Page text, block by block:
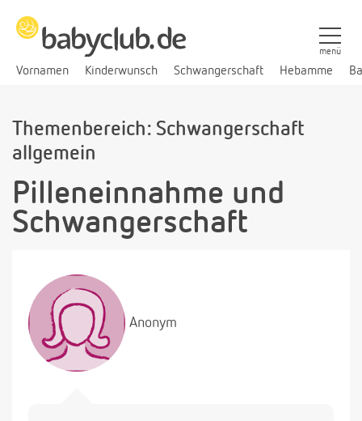
Vornamen Kinderwunsch Schwangerschaft Hebamme
menü
Themenbereich: Schwangerschaft
allgemein
Pilleneinnahme und
Schwangerschaft
Anonym